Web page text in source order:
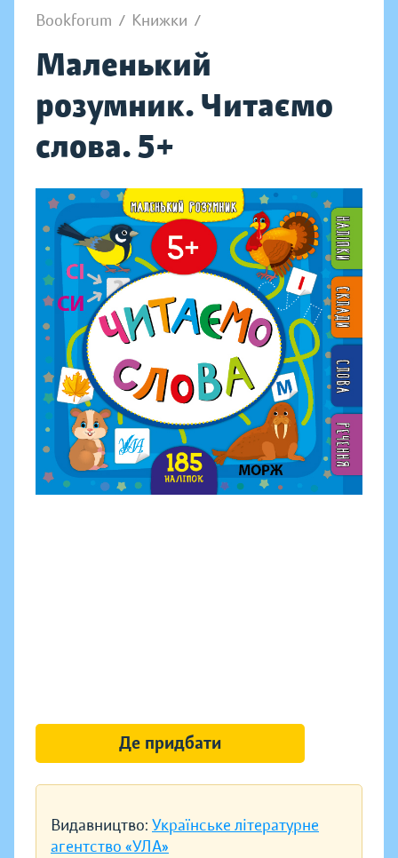
Bookforum / Книжки /
Маленький
розумник. Читаємо
слова. 5+
Видавництво: Українське літературне
агентство «УЛА»
Де придбати